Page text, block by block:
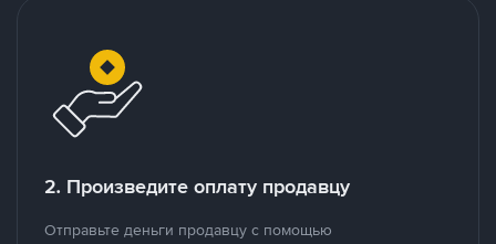
2. Произведите оплату продавцу
Отправьте деньги продавцу с помощью